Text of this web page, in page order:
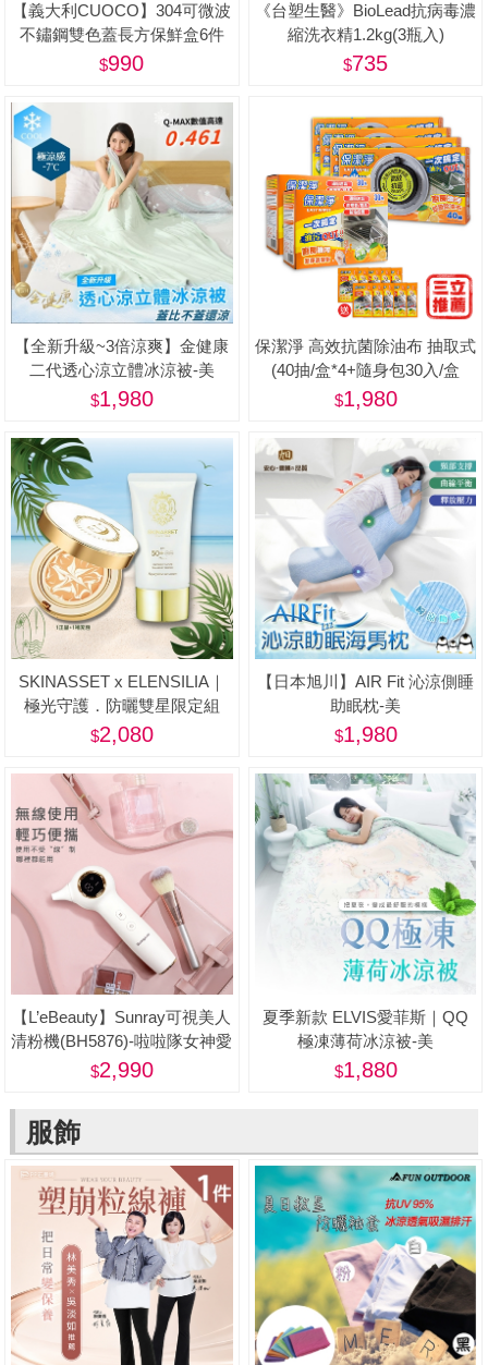
【義大利CUOCO】304可微波
不鏽鋼雙色蓋長方保鮮盒6件
組-美
990
《台塑生醫》BioLead抗病毒濃
縮洗衣精1.2kg(3瓶入)
735
【全新升級~3倍涼爽】金健康
二代透心涼立體冰涼被-美
1,980
保潔淨 高效抗菌除油布 抽取式
(40抽/盒*4+隨身包30入/盒
*2+贈品-隨身包*10入)-美
1,980
SKINASSET x ELENSILIA｜
極光守護．防曬雙星限定組
2,080
【日本旭川】AIR Fit 沁涼側睡
助眠枕-美
1,980
【L’eBeauty】Sunray可視美人
清粉機(BH5876)-啦啦隊女神愛
用推薦
2,990
夏季新款 ELVIS愛菲斯｜QQ
極凍薄荷冰涼被-美
1,880
服飾